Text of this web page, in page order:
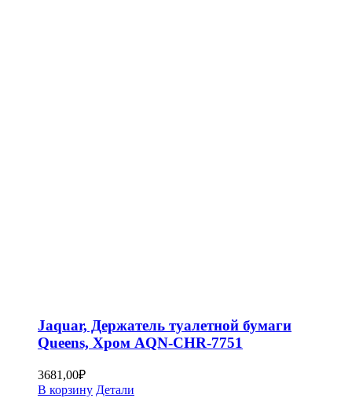
Jaquar, Держатель туалетной бумаги
Queens, Хром AQN-CHR-7751
3681,00₽
В корзину Детали